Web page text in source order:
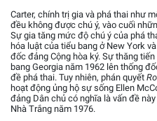
Carter, chính trị gia và phá thai như
đều không được chú ý, vào cuối
Sự gia tăng mức độ chú ý của phá
hóa luật của tiểu bang ở New York
đốc đảng Cộng hòa ký. Sự thăng
bang Georgia năm 1962 lên thống
đề phá thai. Tuy nhiên, phán quyết
hoạt động ủng hộ sự sống Ellen
đảng Dân chủ có nghĩa là vấn đề
Nhà Trắng năm 1976.